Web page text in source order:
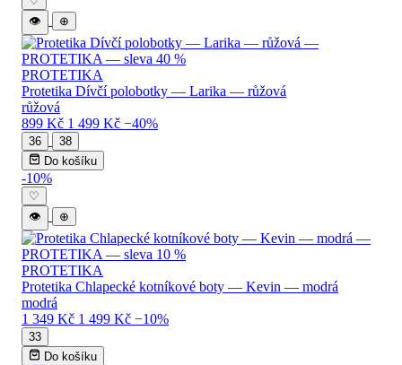
👁
⊕
PROTETIKA
Protetika Dívčí polobotky — Larika — růžová
růžová
899 Kč 1 499 Kč −40%
36
38
Do košíku
-10%
♡
👁
⊕
PROTETIKA
Protetika Chlapecké kotníkové boty — Kevin — modrá
modrá
1 349 Kč 1 499 Kč −10%
33
Do košíku